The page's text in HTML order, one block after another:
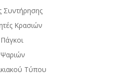
Συντήρησης
Κρασιών
Τύπου